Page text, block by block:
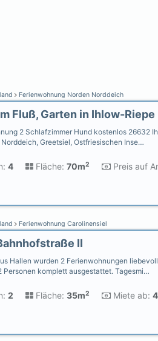
Ferienwohnung Norden Norddeich
2 Schlafzimmer Hund kostenlos 26632
Norddeich, Greetsiel, Ostfriesischen Inse…
4 Fläche: 70m2 Preis auf
Ferienwohnung Carolinensiel
II
Hallen wurden 2 Ferienwohnungen
Personen komplett ausgestattet. Tagesmi…
2 Fläche: 35m2 Miete ab: